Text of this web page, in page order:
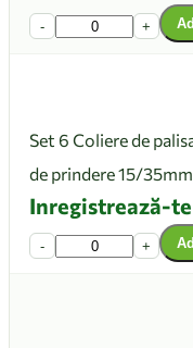
- +
Set 6 Coliere de
de prindere 15/
Inregistrează-
- +